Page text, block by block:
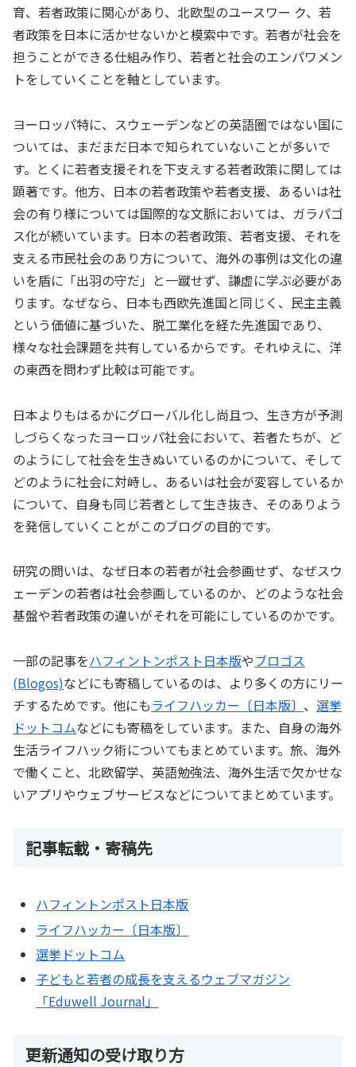
育、若者政策に関心があり、北欧型のユースワー ク、若
者政策を日本に活かせないかと模索中です。若者が社会を
担うことができる仕組み作り、若者と社会のエンパワメン
トをしていくことを軸としています。
ヨーロッパ特に、スウェーデンなどの英語圏ではない国に
ついては、まだまだ日本で知られていないことが多いで
す。とくに若者支援それを下支えする若者政策に関しては
顕著です。他方、日本の若者政策や若者支援、あるいは社
会の有り様については国際的な文脈においては、ガラパゴ
ス化が続いています。日本の若者政策、若者支援、それを
支える市民社会のあり方について、海外の事例は文化の違
いを盾に「出羽の守だ」と一蹴せず、謙虚に学ぶ必要があ
ります。なぜなら、日本も西欧先進国と同じく、民主主義
という価値に基づいた、脱工業化を経た先進国であり、
様々な社会課題を共有しているからです。それゆえに、洋
の東西を問わず比較は可能です。
日本よりもはるかにグローバル化し尚且つ、生き方が予測
しづらくなったヨーロッパ社会において、若者たちが、ど
のようにして社会を生きぬいているのかについて、そして
どのように社会に対峙し、あるいは社会が変容しているか
について、自身も同じ若者として生き抜き、そのありよう
を発信していくことがこのブログの目的です。
研究の問いは、なぜ日本の若者が社会参画せず、なぜスウ
ェーデンの若者は社会参画しているのか、どのような社会
基盤や若者政策の違いがそれを可能にしているのかです。
一部の記事をハフィントンポスト日本版やブロゴス
(Blogos)などにも寄稿しているのは、より多くの方にリー
チするためです。他にもライフハッカー〔日本版〕 、 選挙
ドットコムなどにも寄稿をしています。また、自身の海外
生活ライフハック術についてもまとめています。旅、海外
で働くこと、北欧留学、英語勉強法、海外生活で欠かせな
いアプリやウェブサービスなどについてまとめています。
記事転載・寄稿先
ハフィントンポスト日本版
ライフハッカー〔日本版〕
選挙ドットコム
子どもと若者の成長を支えるウェブマガジン
「Eduwell Journal」
更新通知の受け取り方